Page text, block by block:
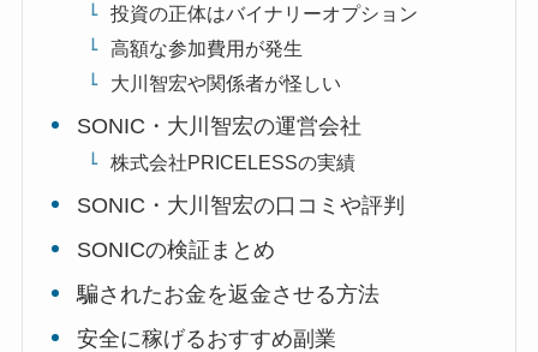
投資の正体はバイナリーオプション
高額な参加費用が発生
大川智宏や関係者が怪しい
SONIC・大川智宏の運営会社
株式会社PRICELESSの実績
SONIC・大川智宏の口コミや評判
SONICの検証まとめ
騙されたお金を返金させる方法
安全に稼げるおすすめ副業